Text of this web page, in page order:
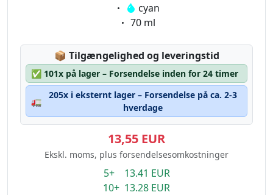
Eigenschaft:
cyan
Eigenschaft:
70 ml
📦 Lagerstatus:
Tilgængelighed og leveringstid
✅ 101x på lager – Forsendelse inden for 24 timer
🚛
205x i eksternt lager – Forsendelse på ca. 2-3
hverdage
13,55 EUR
Ekskl. moms, plus forsendelsesomkostninger
5+ 13.41 EUR
10+ 13.28 EUR